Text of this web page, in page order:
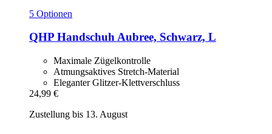
5 Optionen
QHP Handschuh Aubree, Schwarz, L
Maximale Zügelkontrolle
Atmungsaktives Stretch-Material
Eleganter Glitzer-Klettverschluss
24,99 €
Zustellung bis 13. August